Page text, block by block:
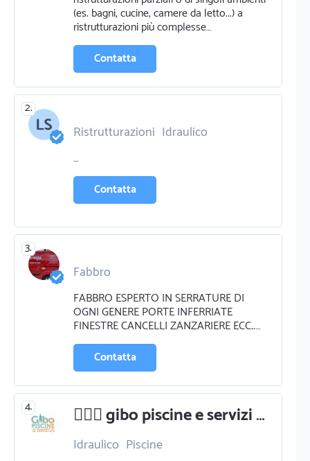
(es. bagni, cucine, camere da letto...) a
ristrutturazioni più complesse…
Contatta
2.
Ristrutturazioni Idraulico
…
Contatta
3.
Fabbro
FABBRO ESPERTO IN SERRATURE DI
OGNI GENERE PORTE INFERRIATE
FINESTRE CANCELLI ZANZARIERE ECC..…
Contatta
4. 🏊🏼‍♂️ gibo piscine e servizi s.r.l.s - esperti in piscine, pittura murale e servizi idraulici 🏠
Idraulico Piscine